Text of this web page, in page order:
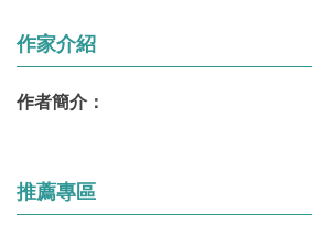
作家介紹
作者簡介：
推薦專區